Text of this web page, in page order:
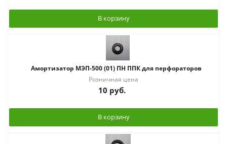
В корзину
Амортизатор МЭП-500 (01) ПН ППК для перфораторов
Розничная цена
10 руб.
В корзину